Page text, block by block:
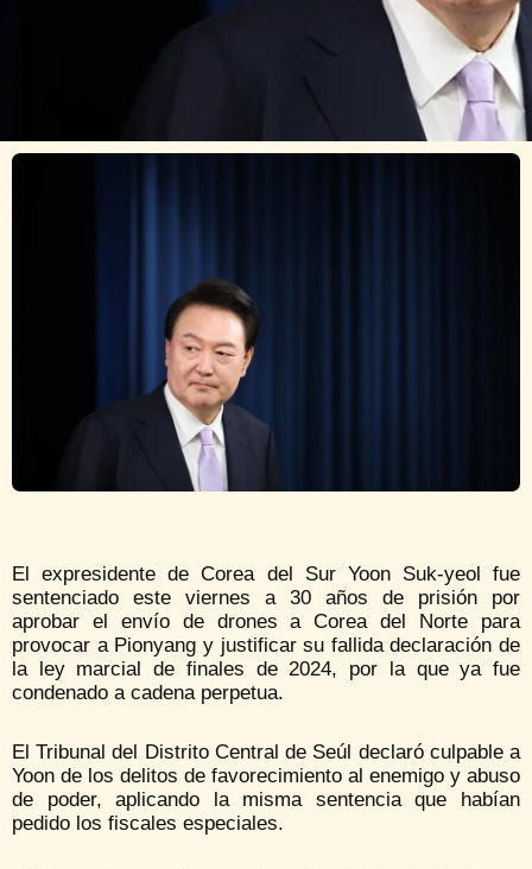
El expresidente de Corea del Sur Yoon Suk-yeol fue
sentenciado este viernes a 30 años de prisión por
aprobar el envío de drones a Corea del Norte para
provocar a Pionyang y justificar su fallida declaración de
la ley marcial de finales de 2024, por la que ya fue
condenado a cadena perpetua.
El Tribunal del Distrito Central de Seúl declaró culpable a
Yoon de los delitos de favorecimiento al enemigo y abuso
de poder, aplicando la misma sentencia que habían
pedido los fiscales especiales.